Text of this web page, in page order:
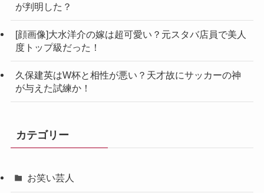
が判明した？
[顔画像]大水洋介の嫁は超可愛い？元スタバ店員で美人
度トップ級だった！
久保建英はW杯と相性が悪い？天才故にサッカーの神
が与えた試練か！
カテゴリー
お笑い芸人